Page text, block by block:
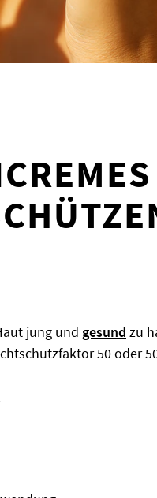
jung und gesund zu
50 oder